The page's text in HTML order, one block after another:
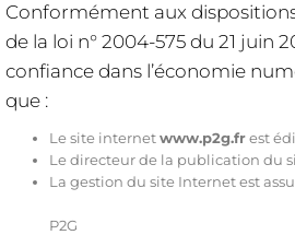
Conformément aux dispositions
de la loi n° 2004-575 du 21 juin
confiance dans l’économie
que :
Le site internetwww.p2g.frest
Le directeur de la publication du
La gestion du site Internet est
P2G